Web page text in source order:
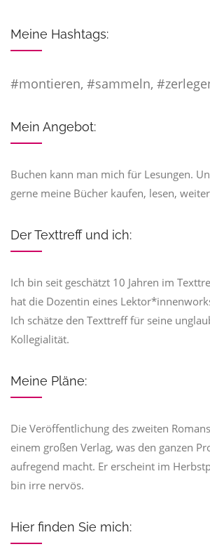
Meine Hashtags:
#montieren, #sammeln,
Mein Angebot:
Buchen kann man mich für Lesungen.
gerne meine Bücher kaufen, lesen,
Der Texttreff und ich:
Ich bin seit geschätzt 10 Jahren im
hat die Dozentin eines
Ich schätze den Texttreff für seine
Kollegialität.
Meine Pläne:
Die Veröffentlichung des zweiten
einem großen Verlag, was den ganzen
aufregend macht. Er erscheint im
bin irre nervös.
Hier finden Sie mich: